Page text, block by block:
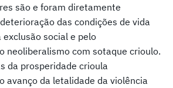
são e foram diretamente
das condições de vida
social e pelo
neoliberalismo com sotaque crioulo.
da prosperidade crioula
avanço da letalidade da violência